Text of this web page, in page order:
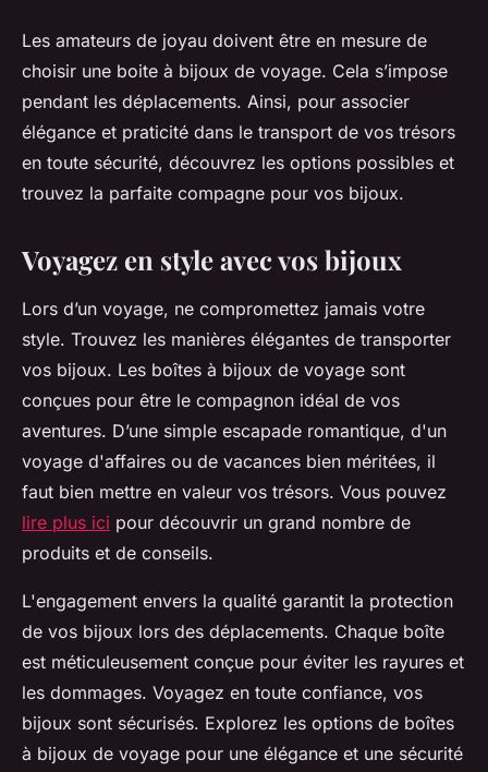
Choisir la boîte à bijoux de
voyage parfaite : élégance et
praticité
herbert•4 novembre 2023•2 min de lecture
Les amateurs de joyau doivent être en mesure de
choisir une boite à bijoux de voyage. Cela s’impose
pendant les déplacements. Ainsi, pour associer
élégance et praticité dans le transport de vos trésors
en toute sécurité, découvrez les options possibles et
trouvez la parfaite compagne pour vos bijoux.
Voyagez en style avec vos bijoux
Lors d’un voyage, ne compromettez jamais votre
style. Trouvez les manières élégantes de transporter
vos bijoux. Les boîtes à bijoux de voyage sont
conçues pour être le compagnon idéal de vos
aventures. D’une simple escapade romantique, d'un
voyage d'affaires ou de vacances bien méritées, il
faut bien mettre en valeur vos trésors. Vous pouvez
lire plus ici pour découvrir un grand nombre de
produits et de conseils.
L'engagement envers la qualité garantit la protection
de vos bijoux lors des déplacements. Chaque boîte
est méticuleusement conçue pour éviter les rayures et
les dommages. Voyagez en toute confiance, vos
bijoux sont sécurisés. Explorez les options de boîtes
à bijoux de voyage pour une élégance et une sécurité